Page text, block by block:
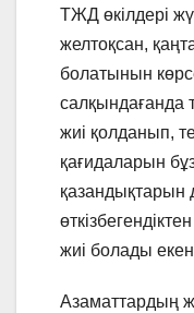
ТЖД өкілдері
желтоқсан,
болатынын
салқындағанда
жиі қолданып,
қағидаларын
қазандықтарын
жиі болады
Азаматтардың